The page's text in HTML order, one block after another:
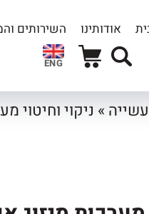
אודותינו השירותים
ENG
» ניקוי וחיטוי